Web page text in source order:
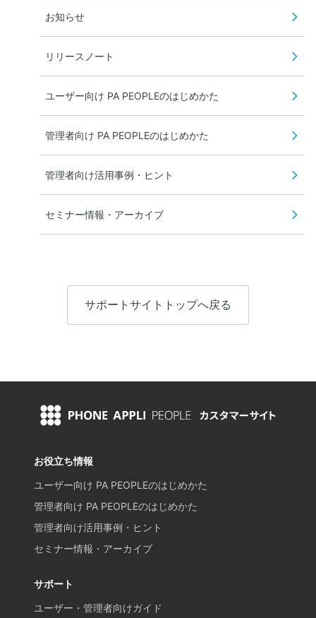
お知らせ
リリースノート
ユーザー向け PA PEOPLEのはじめかた
管理者向け PA PEOPLEのはじめかた
管理者向け活用事例・ヒント
セミナー情報・アーカイブ
サポートサイトトップへ戻る
お役立ち情報
ユーザー向け PA PEOPLEのはじめかた
管理者向け PA PEOPLEのはじめかた
管理者向け活用事例・ヒント
セミナー情報・アーカイブ
サポート
ユーザー・管理者向けガイド